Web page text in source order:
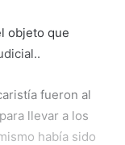
objeto que
fueron al
llevar a los
había sido